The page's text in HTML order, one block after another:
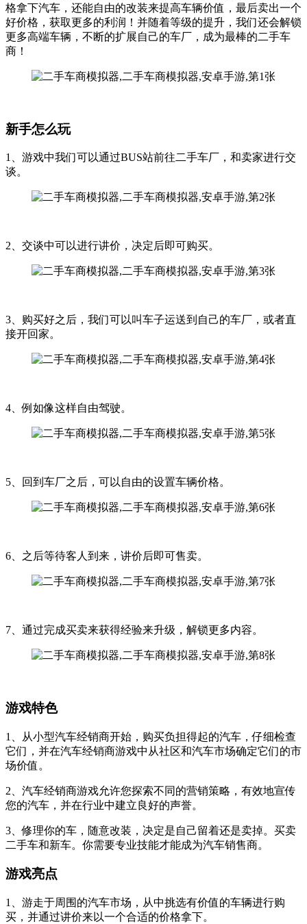
格拿下汽车，还能自由的改装来提高车辆价值，最后卖出一个
好价格，获取更多的利润！并随着等级的提升，我们还会解锁
更多高端车辆，不断的扩展自己的车厂，成为最棒的二手车
商！
新手怎么玩
1、游戏中我们可以通过BUS站前往二手车厂，和卖家进行交
谈。
2、交谈中可以进行讲价，决定后即可购买。
3、购买好之后，我们可以叫车子运送到自己的车厂，或者直
接开回家。
4、例如像这样自由驾驶。
5、回到车厂之后，可以自由的设置车辆价格。
6、之后等待客人到来，讲价后即可售卖。
7、通过完成买卖来获得经验来升级，解锁更多内容。
游戏特色
1、从小型汽车经销商开始，购买负担得起的汽车，仔细检查
它们，并在汽车经销商游戏中从社区和汽车市场确定它们的市
场价值。
2、汽车经销商游戏允许您探索不同的营销策略，有效地宣传
您的汽车，并在行业中建立良好的声誉。
3、修理你的车，随意改装，决定是自己留着还是卖掉。买卖
二手车和新车。你需要专业技能才能成为汽车销售商。
游戏亮点
1、游走于周围的汽车市场，从中挑选有价值的车辆进行购
买，并通过讲价来以一个合适的价格拿下。